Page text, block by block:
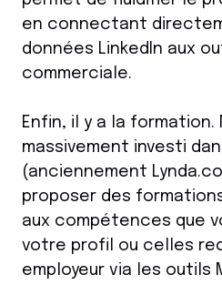
en connectant
données LinkedIn aux
commerciale.
Enfin, il y a la
massivement investi
(anciennement
proposer des
aux compétences que
votre profil ou celles
employeur via les outils